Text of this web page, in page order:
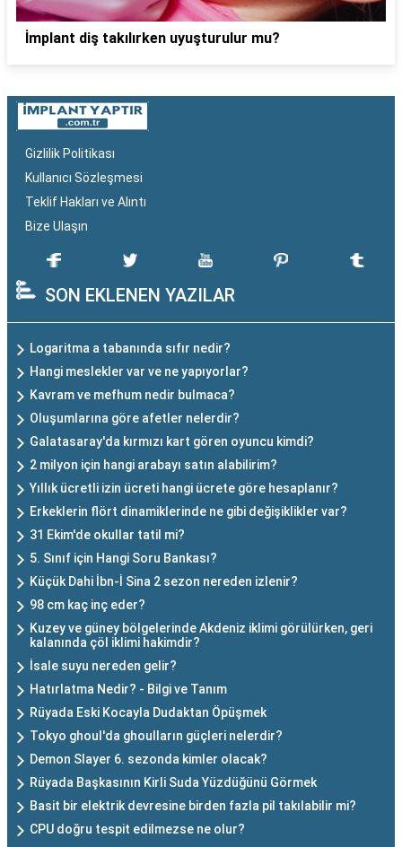
İmplant diş takılırken uyuşturulur mu?
Gizlilik Politikası
Kullanıcı Sözleşmesi
Teklif Hakları ve Alıntı
Bize Ulaşın
SON EKLENEN YAZILAR
Logaritma a tabanında sıfır nedir?
Hangi meslekler var ve ne yapıyorlar?
Kavram ve mefhum nedir bulmaca?
Oluşumlarına göre afetler nelerdir?
Galatasaray'da kırmızı kart gören oyuncu kimdi?
2 milyon için hangi arabayı satın alabilirim?
Yıllık ücretli izin ücreti hangi ücrete göre hesaplanır?
Erkeklerin flört dinamiklerinde ne gibi değişiklikler var?
31 Ekim'de okullar tatil mi?
5. Sınıf için Hangi Soru Bankası?
Küçük Dahi İbn-İ Sina 2 sezon nereden izlenir?
98 cm kaç inç eder?
Kuzey ve güney bölgelerinde Akdeniz iklimi görülürken, geri
kalanında çöl iklimi hakimdir?
İsale suyu nereden gelir?
Hatırlatma Nedir? - Bilgi ve Tanım
Rüyada Eski Kocayla Dudaktan Öpüşmek
Tokyo ghoul'da ghoulların güçleri nelerdir?
Demon Slayer 6. sezonda kimler olacak?
Rüyada Başkasının Kirli Suda Yüzdüğünü Görmek
Basit bir elektrik devresine birden fazla pil takılabilir mi?
CPU doğru tespit edilmezse ne olur?